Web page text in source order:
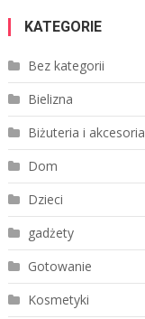
KATEGORIE
Bez kategorii
Bielizna
Biżuteria i akcesoria
Dom
Dzieci
gadżety
Gotowanie
Kosmetyki